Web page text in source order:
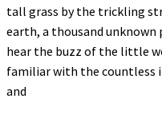
tall grass by the trickling
earth, a thousand unknown
hear the buzz of the little
familiar with the countless
and